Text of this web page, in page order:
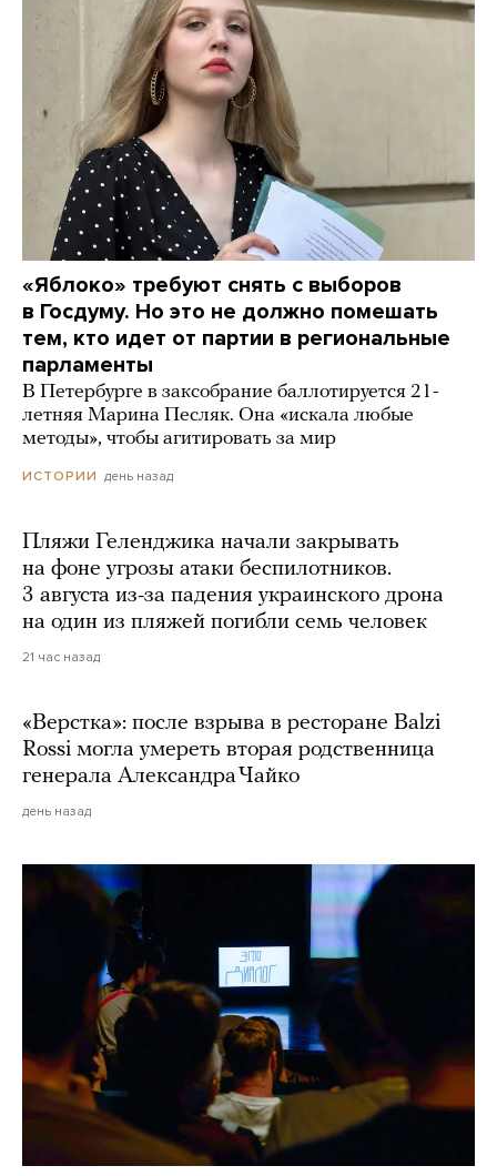
«Яблоко» требуют снять с выборов
в Госдуму. Но это не должно помешать
тем, кто идет от партии в региональные
парламенты
В Петербурге в заксобрание баллотируется 21-
летняя Марина Песляк. Она «искала любые
методы», чтобы агитировать за мир
ИСТОРИИ день назад
Пляжи Геленджика начали закрывать
на фоне угрозы атаки беспилотников.
3 августа из-за падения украинского дрона
на один из пляжей погибли семь человек
21 час назад
«Верстка»: после взрыва в ресторане Balzi
Rossi могла умереть вторая родственница
генерала Александра Чайко
день назад